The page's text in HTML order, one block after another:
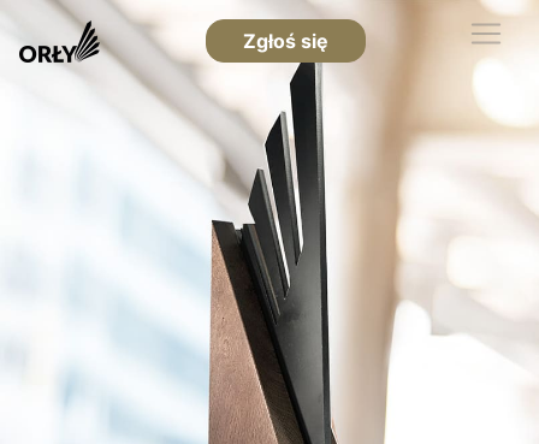
Zgłoś się